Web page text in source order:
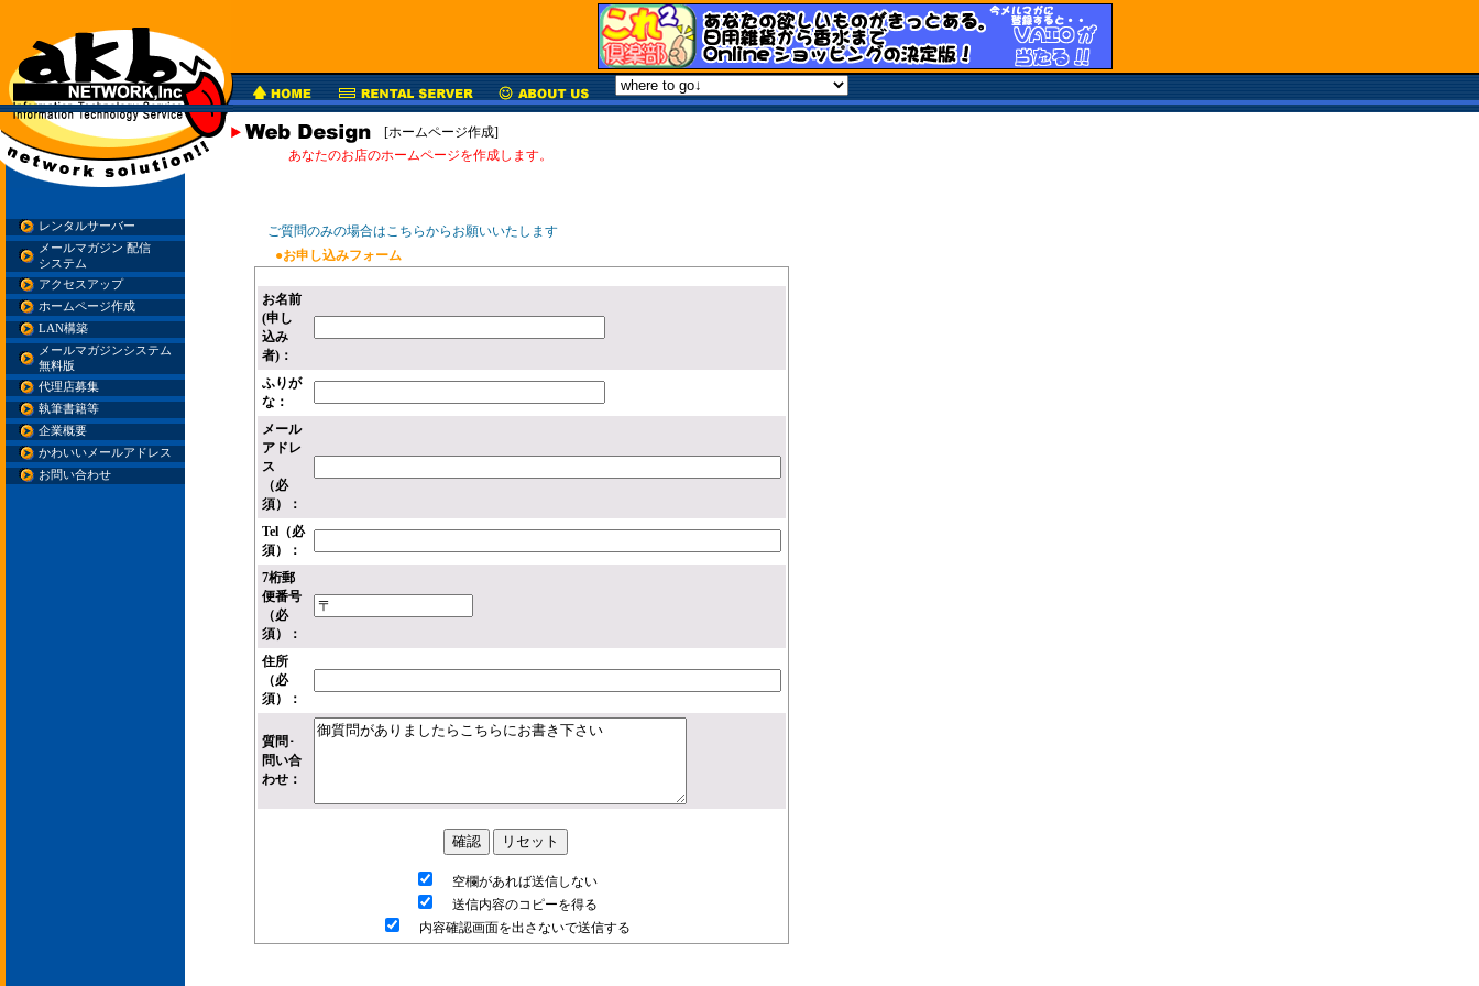
レンタルサーバー
メールマガジン 配信
システム
アクセスアップ
ホームページ作成
LAN構築
メールマガジンシステム
無料版
代理店募集
執筆書籍等
企業概要
かわいいメールアドレス
お問い合わせ
[ホームページ作成]
あなたのお店のホームページを作成します。
ご質問のみの場合はこちらからお願いいたします
●お申し込みフォーム
お名前
(申し
込み
者)：
ふりが
な：
メール
アドレ
ス
（必
須）：
Tel（必
須）：
7桁郵
便番号
（必
須）：
住所
（必
須）：
質問･
問い合
わせ：
空欄があれば送信しない
送信内容のコピーを得る
内容確認画面を出さないで送信する